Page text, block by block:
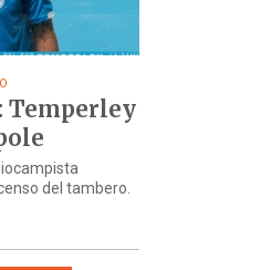
Temperley
del tambero.